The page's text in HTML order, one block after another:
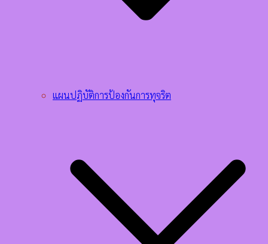
แผนปฏิบัติการป้องกันการทุจริต